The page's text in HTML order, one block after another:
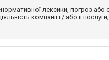
лексики, погроз
компанії і / або її